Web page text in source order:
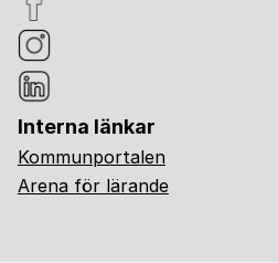
Interna länkar
Kommunportalen
Arena för lärande